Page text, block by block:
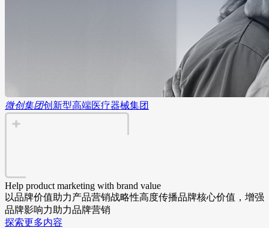
微创集团创新型高端医疗器械集团
Help product marketing with brand value
以品牌价值助力产品营销战略性高度传播品牌核心价值，增强
品牌影响力助力品牌营销
探索更多内容